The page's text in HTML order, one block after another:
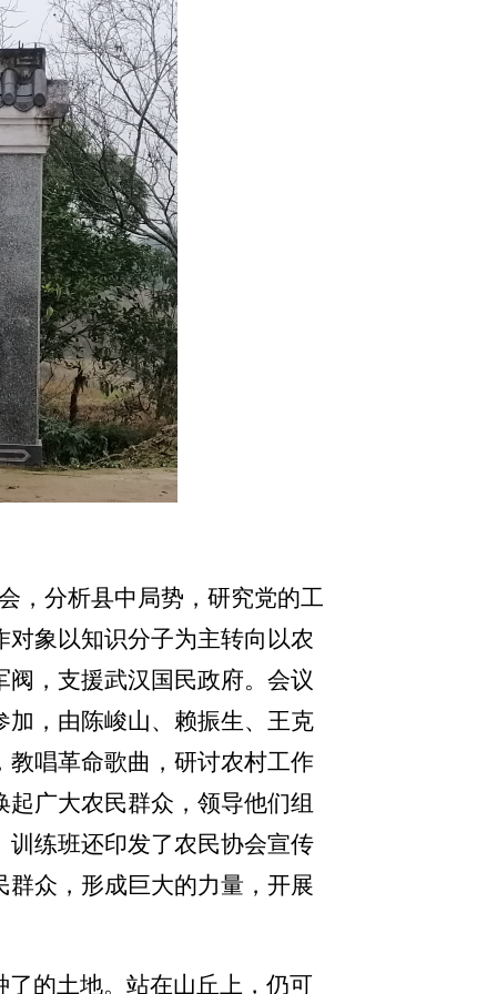
，分析县中局势，研究党的工
象以知识分子为主转向以农
，支援武汉国民政府。会议
，由陈峻山、赖振生、王克
唱革命歌曲，研讨农村工作
广大农民群众，领导他们组
练班还印发了农民协会宣传
众，形成巨大的力量，开展
的土地。站在山丘上，仍可